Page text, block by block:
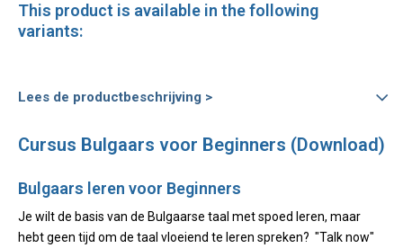
This product is available in the following
variants:
Lees de productbeschrijving >
Cursus Bulgaars voor Beginners (Download)
Bulgaars leren voor Beginners
Je wilt de basis van de Bulgaarse taal met spoed leren, maar
hebt geen tijd om de taal vloeiend te leren spreken? "Talk now"